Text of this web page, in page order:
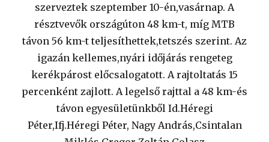
szerveztek szeptember 10-én,vasárnap. A
résztvevők országúton 48 km-t, míg MTB
távon 56 km-t teljesíthettek,tetszés szerint. Az
igazán kellemes,nyári időjárás rengeteg
kerékpárost előcsalogatott. A rajtoltatás 15
percenként zajlott. A legelső rajttal a 48 km-és
távon egyesületünkből Id.Héregi
Péter,Ifj.Héregi Péter, Nagy András,Csintalan